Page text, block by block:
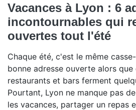
Vacances à Lyon : 6
incontournables qui
ouvertes tout l'été
Chaque été, c'est le même
bonne adresse ouverte alors que
restaurants et bars ferment
Pourtant, Lyon ne manque pas
les vacances, partager un repas